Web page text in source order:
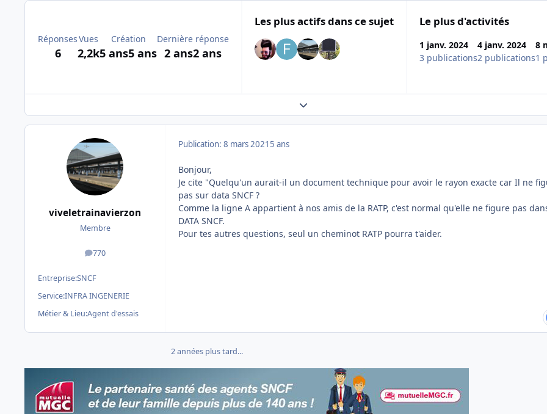
Réponses
6
Vues
2,2k
Création
5 ans5 ans
Dernière réponse
2 ans2 ans
Les plus actifs dans ce sujet Le plus d'activités
1 janv. 2024
3 publications
4 janv. 2024
2 publications
8
1
Expand topic overview
viveletrainavierzon
Membre
770
messages
Entreprise:SNCF
Service:INFRA INGENERIE
Métier & Lieu:Agent d'essais
Publication: 8 mars 2021 5 ans
Bonjour,
Je cite "Quelqu'un aurait-il un document technique pour avoir le rayon exacte car Il ne
pas sur data SNCF ?
Comme la ligne A appartient à nos amis de la RATP, c'est normal qu'elle ne figure pas
DATA SNCF.
Pour tes autres questions, seul un cheminot RATP pourra t'aider.
2 années plus tard...